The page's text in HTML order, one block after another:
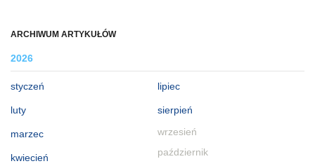
ARCHIWUM ARTYKUŁÓW
2026
styczeń
luty
marzec
kwiecień
lipiec
sierpień
wrzesień
październik